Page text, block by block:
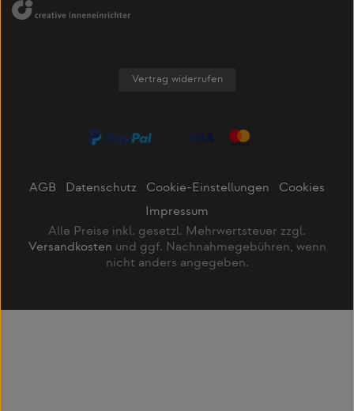
Vertrag widerrufen
AGB Datenschutz Cookie-Einstellungen
Cookies
Impressum
Alle Preise inkl. gesetzl. Mehrwertsteuer zzgl.
Versandkosten und ggf. Nachnahmegebühren, wenn
nicht anders angegeben.